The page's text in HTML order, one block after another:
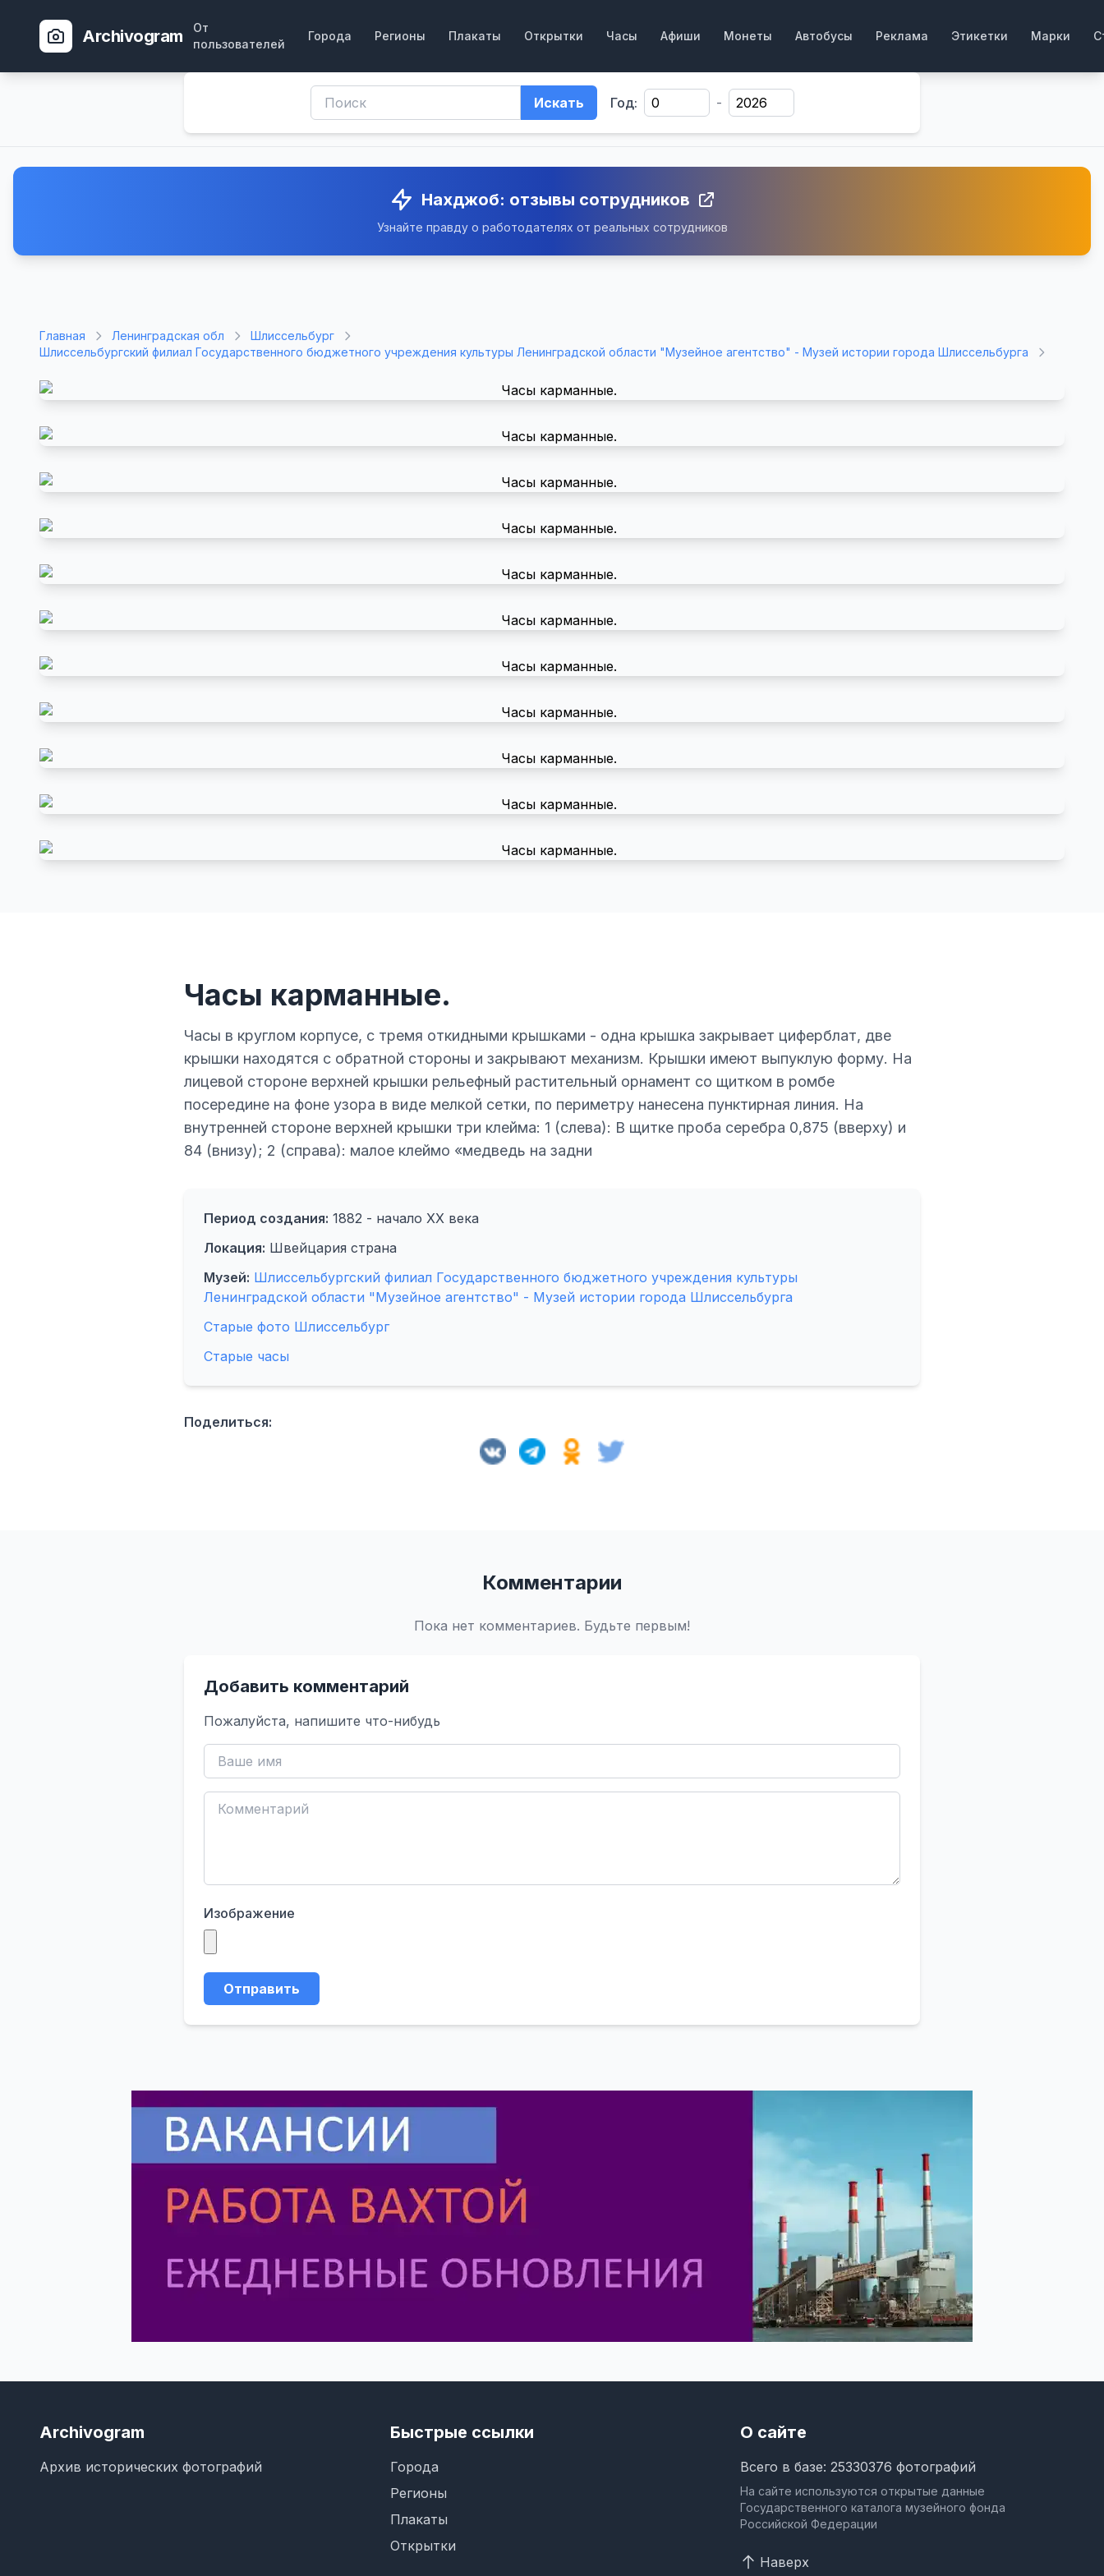
Archivogram
От
пользователей
Города Регионы Плакаты Открытки Часы Афиши Монеты Автобусы Реклама Этикетки Марки
Искать Год: -
Нахджоб: отзывы сотрудников
Узнайте правду о работодателях от реальных сотрудников
Главная Ленинградская обл
Шлиссельбург
Шлиссельбургский филиал Государственного бюджетного учреждения культуры Ленинградской области "Музейное агентство" - Музей истории города Шлиссельбурга
Часы карманные.
Часы в круглом корпусе, с тремя откидными крышками - одна крышка закрывает циферблат, две
крышки находятся с обратной стороны и закрывают механизм. Крышки имеют выпуклую форму. На
лицевой стороне верхней крышки рельефный растительный орнамент со щитком в ромбе
посередине на фоне узора в виде мелкой сетки, по периметру нанесена пунктирная линия. На
внутренней стороне верхней крышки три клейма: 1 (слева): В щитке проба серебра 0,875 (вверху) и
84 (внизу); 2 (справа): малое клеймо «медведь на задни
Период создания: 1882 - начало XX века
Локация: Швейцария страна
Музей: Шлиссельбургский филиал Государственного бюджетного учреждения культуры
Ленинградской области "Музейное агентство" - Музей истории города Шлиссельбурга
Старые фото Шлиссельбург
Старые часы
Поделиться:
Комментарии
Пока нет комментариев. Будьте первым!
Добавить комментарий
Пожалуйста, напишите что-нибудь
Изображение
Отправить
Archivogram
Архив исторических фотографий
Быстрые ссылки
Города
Регионы
Плакаты
Открытки
О сайте
Всего в базе: 25330376 фотографий
На сайте используются открытые данные
Государственного каталога музейного фонда
Российской Федерации
Наверх